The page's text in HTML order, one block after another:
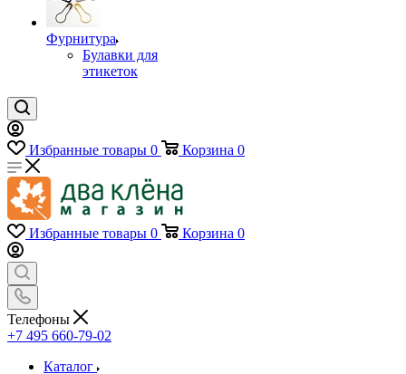
Фурнитура
Булавки для
этикеток
Избранные товары 0 Корзина 0
Избранные товары 0 Корзина 0
Телефоны
+7 495 660-79-02
Каталог